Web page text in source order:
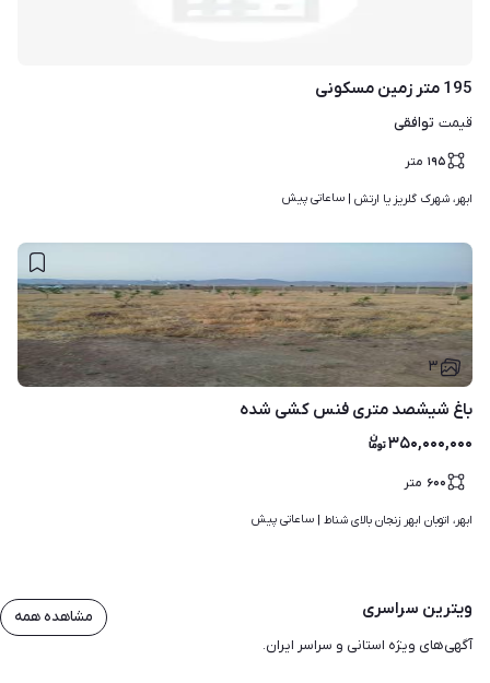
195 متر زمین مسکونی
قیمت توافقی
۱۹۵ متر
ابهر، شهرک گلریز یا ارتش | ساعاتی پیش
۳
باغ شیشصد متری فنس کشی شده
۳۵۰,۰۰۰,۰۰۰
۶۰۰ متر
ابهر، اتوبان ابهر زنجان بالای شناط | ساعاتی پیش
ویترین سراسری
آگهی‌های ویژه استانی و سراسر ایران.
مشاهده همه